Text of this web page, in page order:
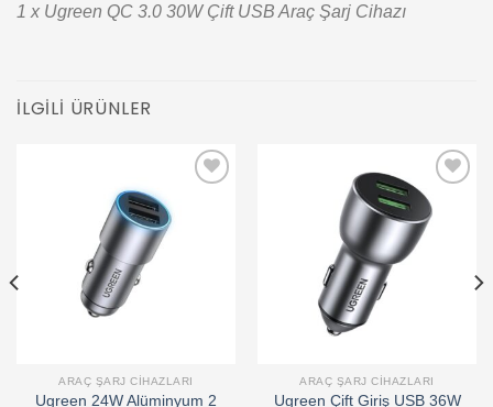
1 x Ugreen QC 3.0 30W Çift USB Araç Şarj Cihazı
İLGILI ÜRÜNLER
ARAÇ ŞARJ CIHAZLARI
Ugreen 24W Alüminyum 2
Add to
wishlist
ARAÇ ŞARJ CIHAZLARI
Ugreen Çift Giriş USB 36W